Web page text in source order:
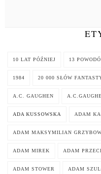
10 LAT PÓŹNIEJ 13
1984 20 000 SŁÓW
A.C. GAUGHEN
ADA KUSSOWSKA ADAM
ADAM MAKSYMILIAN
ADAM MIREK ADAM
ADAM STOWER ADAM